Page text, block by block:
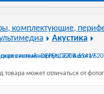
комплектующие,
Акустика
товара может отличаться от